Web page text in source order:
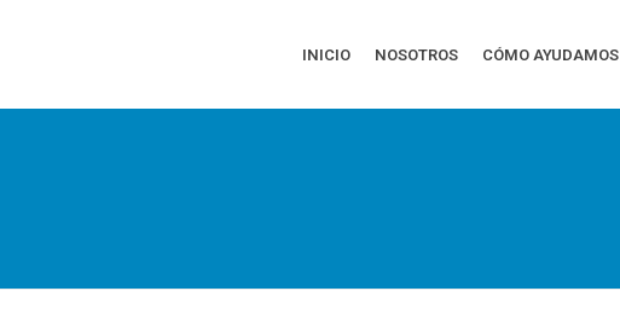
INICIO NOSOTROS CÓMO AYUDAMOS